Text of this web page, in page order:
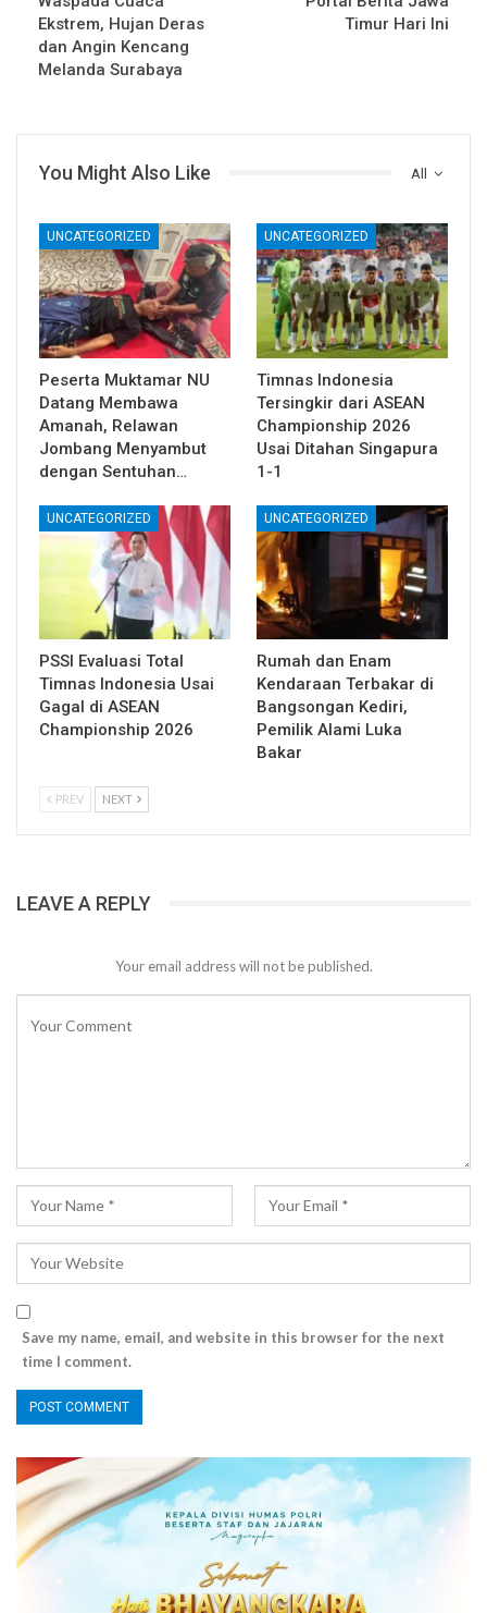
Ekstrem, Hujan Deras
dan Angin Kencang
Melanda Surabaya
Timur Hari Ini
All
You Might Also Like
UNCATEGORIZED
Peserta Muktamar NU
Datang Membawa
Amanah, Relawan
Jombang Menyambut
dengan Sentuhan…
UNCATEGORIZED
Timnas Indonesia
Tersingkir dari ASEAN
Championship 2026
Usai Ditahan Singapura
1-1
UNCATEGORIZED
PSSI Evaluasi Total
Timnas Indonesia Usai
Gagal di ASEAN
Championship 2026
UNCATEGORIZED
Rumah dan Enam
Kendaraan Terbakar di
Bangsongan Kediri,
Pemilik Alami Luka
Bakar
PREV NEXT
LEAVE A REPLY
Your email address will not be published.
Save my name, email, and website in this browser for the next
time I comment.